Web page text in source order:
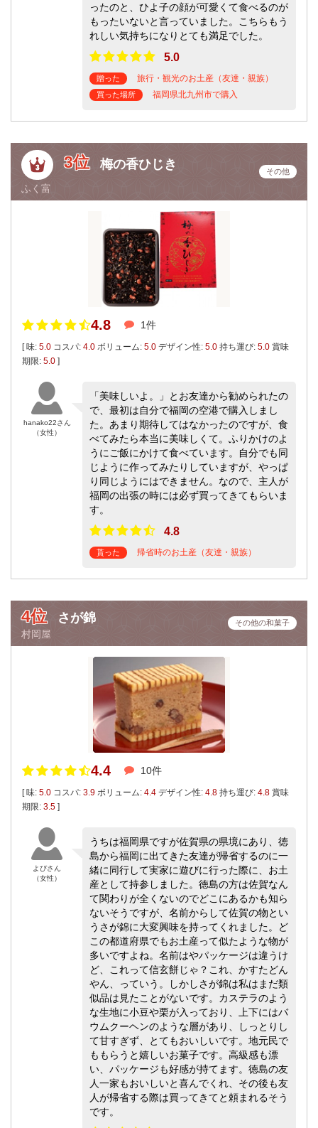
ったのと、ひよ子の顔が可愛くて食べるのが
もったいないと言っていました。こちらもう
れしい気持ちになりとても満足でした。
5.0
贈った 旅行・観光のお土産（友達・親族）
買った場所 福岡県北九州市で購入
3位 梅の香ひじき
ふく富
その他
4.8 1件
[ 味: 5.0 コスパ: 4.0 ボリューム: 5.0 デザイン性: 5.0 持ち運び: 5.0 賞味
期限: 5.0 ]
hanako22さん
（女性）
「美味しいよ。」とお友達から勧められたの
で、最初は自分で福岡の空港で購入しまし
た。あまり期待してはなかったのですが、食
べてみたら本当に美味しくて。ふりかけのよ
うにご飯にかけて食べています。自分でも同
じように作ってみたりしていますが、やっぱ
り同じようにはできません。なので、主人が
福岡の出張の時には必ず買ってきてもらいま
す。
4.8
貰った 帰省時のお土産（友達・親族）
4位 さが錦
村岡屋
その他の和菓子
4.4 10件
[ 味: 5.0 コスパ: 3.9 ボリューム: 4.4 デザイン性: 4.8 持ち運び: 4.8 賞味
期限: 3.5 ]
よぴさん
（女性）
うちは福岡県ですが佐賀県の県境にあり、徳
島から福岡に出てきた友達が帰省するのに一
緒に同行して実家に遊びに行った際に、お土
産として持参しました。徳島の方は佐賀なん
て関わりが全くないのでどこにあるかも知ら
ないそうですが、名前からして佐賀の物とい
うさが錦に大変興味を持ってくれました。ど
この都道府県でもお土産って似たような物が
多いですよね。名前はやパッケージは違うけ
ど、これって信玄餅じゃ？これ、かすたどん
やん、っていう。しかしさが錦は私はまだ類
似品は見たことがないです。カステラのよう
な生地に小豆や栗が入っており、上下にはバ
ウムクーヘンのような層があり、しっとりし
て甘すぎず、とてもおいしいです。地元民で
ももらうと嬉しいお菓子です。高級感も漂
い、パッケージも好感が持てます。徳島の友
人一家もおいしいと喜んでくれ、その後も友
人が帰省する際は買ってきてと頼まれるそう
です。